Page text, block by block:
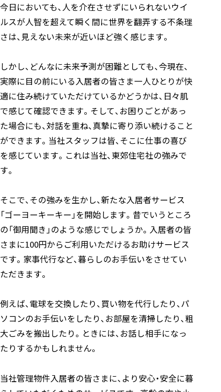
今日においても、人を介在させずにいられないウイ
ルスが人智を超えて瞬く間に世界を翻弄する不条理
さは、見えない未来が近いほど強く感じます。
しかし、どんなに未来予測が困難としても、今現在、
実際に目の前にいる入居者の皆さま一人ひとりが快
適に住み続けていただけているかどうかは、日々肌
で感じて確認できます。そして、お困りごとがあっ
た場合にも、対話を重ね、真摯に寄り添い続けること
ができます。当社スタッフは皆、そこに仕事の喜び
を感じています。これは当社、東郊住宅社の強みで
す。
そこで、その強みを生かし、新たな入居者サービス
「ゴーヨーキーキー」を開始します。昔でいうところ
の「御用聞き」のような感じでしょうか。入居者の皆
さまに100円からご利用いただけるお助けサービス
です。家事代行など、暮らしのお手伝いをさせてい
ただきます。
例えば、電球を交換したり、買い物を代行したり、パ
ソコンのお手伝いをしたり、お部屋を清掃したり、粗
大ごみを搬出したり。ときには、お話し相手になっ
たりするかもしれません。
当社管理物件入居者の皆さまに、より安心・安全に暮